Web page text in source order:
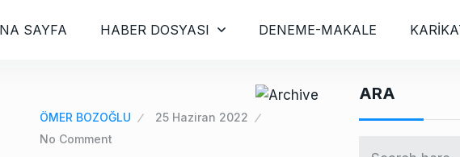
SAYFA HABER DOSYASI DENEME-MAKALE
ÖMER BOZOĞLU
25 Haziran 2022
No Comment
ARA